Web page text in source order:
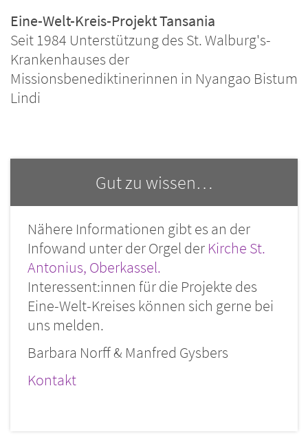
Eine-Welt-Kreis-Projekt Tansania
Seit 1984 Unterstützung des St. Walburg's-
Krankenhauses der
Missionsbenediktinerinnen in Nyangao Bistum
Lindi
Gut zu wissen…
Nähere Informationen gibt es an der
Infowand unter der Orgel der Kirche St.
Antonius, Oberkassel.
Interessent:innen für die Projekte des
Eine-Welt-Kreises können sich gerne bei
uns melden.
Barbara Norff & Manfred Gysbers
Kontakt